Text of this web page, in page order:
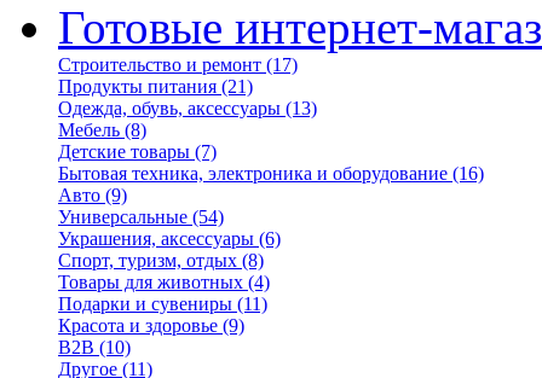
Готовые интернет-
Строительство и ремонт (17)
Продукты питания (21)
Одежда, обувь, аксессуары (13)
Мебель (8)
Детские товары (7)
Бытовая техника, электроника и оборудование (16)
Авто (9)
Универсальные (54)
Украшения, аксессуары (6)
Спорт, туризм, отдых (8)
Товары для животных (4)
Подарки и сувениры (11)
Красота и здоровье (9)
B2B (10)
Другое (11)